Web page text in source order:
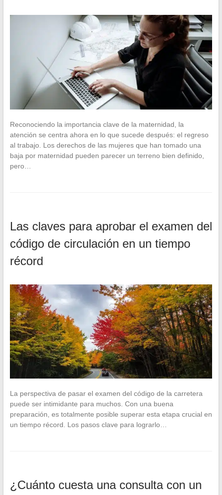
Reconociendo la importancia clave de la maternidad, la
atención se centra ahora en lo que sucede después: el regreso
al trabajo. Los derechos de las mujeres que han tomado una
baja por maternidad pueden parecer un terreno bien definido,
pero…
Las claves para aprobar el examen del
código de circulación en un tiempo
récord
La perspectiva de pasar el examen del código de la carretera
puede ser intimidante para muchos. Con una buena
preparación, es totalmente posible superar esta etapa crucial en
un tiempo récord. Los pasos clave para lograrlo…
¿Cuánto cuesta una consulta con un